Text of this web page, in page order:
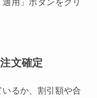
用」ボタンをクリ
文確定
るか、割引額や合